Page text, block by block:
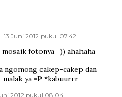
13 Juni 2012 pukul 07.42
fotonya =)) ahahaha
ngomong cakep-cakep dan
ya =P *kabuurrr
2012 pukul 08.04